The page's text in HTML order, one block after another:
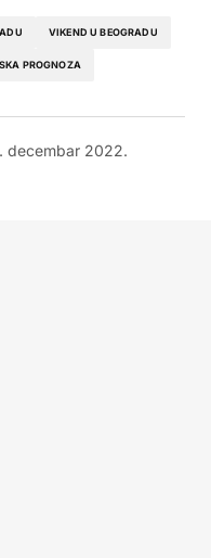
VIKEND U BEOGRADU
PROGNOZA
decembar 2022.